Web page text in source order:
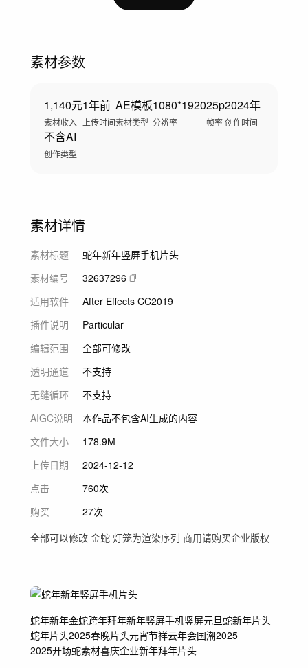
素材参数
1,140元
素材收入
1年前
上传时间
AE模板
素材类型
1080*1920
分辨率
25p
帧率
2024年
创作时间
不含AI
创作类型
素材详情
素材标题
蛇年新年竖屏手机片头
素材编号
32637296
适用软件
After Effects CC2019
插件说明
Particular
编辑范围
全部可修改
透明通道
不支持
无缝循环
不支持
AIGC说明
本作品不包含AI生成的内容
文件大小
178.9M
上传日期
2024-12-12
点击
760次
购买
27次
全部可以修改 金蛇 灯笼为渲染序列 商用请购买企业版权
蛇年新年金蛇跨年拜年新年竖屏手机竖屏元旦蛇新年片头
蛇年片头2025春晚片头元宵节祥云年会国潮2025
2025开场蛇素材喜庆企业新年拜年片头